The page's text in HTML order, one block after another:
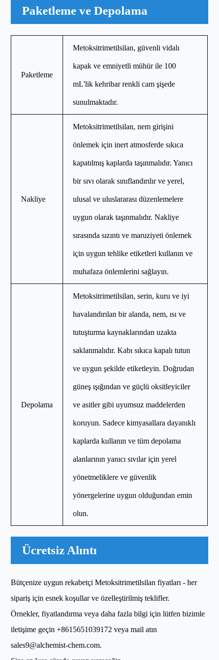
Paketleme ve Depolama
Paketleme
Metoksitrimetilsilan, güvenli vidalı
kapak ve emniyetli mühür ile 100
mL'lik kehribar renkli cam şişede
sunulmaktadır.
Nakliye
Metoksitrimetilsilan, nem girişini
önlemek için inert atmosferde sıkıca
kapatılmış kaplarda taşınmalıdır. Yanıcı
bir sıvı olarak sınıflandırılır ve yerel,
ulusal ve uluslararası düzenlemelere
uygun olarak taşınmalıdır. Nakliye
sırasında sızıntı ve maruziyeti önlemek
için uygun tehlike etiketleri kullanın ve
muhafaza önlemlerini sağlayın.
Depolama
Metoksitrimetilsilan, serin, kuru ve iyi
havalandırılan bir alanda, nem, ısı ve
tutuşturma kaynaklarından uzakta
saklanmalıdır. Kabı sıkıca kapalı tutun
ve uygun şekilde etiketleyin. Doğrudan
güneş ışığından ve güçlü oksitleyiciler
ve asitler gibi uyumsuz maddelerden
koruyun. Sadece kimyasallara dayanıklı
kaplarda kullanın ve tüm depolama
alanlarının yanıcı sıvılar için yerel
yönetmeliklere ve güvenlik
yönergelerine uygun olduğundan emin
olun.
Ücretsiz Alıntı
Bütçenize uygun rekabetçi Metoksitrimetilsilan fiyatları - her
sipariş için esnek koşullar ve özelleştirilmiş teklifler.
Örnekler, fiyatlandırma veya daha fazla bilgi için lütfen bizimle
iletişime geçin+8615651039172 veya mail atın
sales9@alchemist-chem.com.